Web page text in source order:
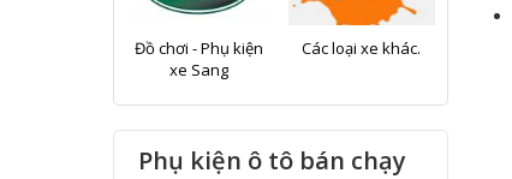
Đồ chơi - Phụ kiện
xe Sang
Các loại xe khác.
Phụ kiện ô tô bán chạy